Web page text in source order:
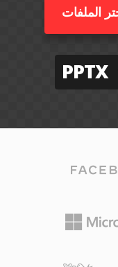
الملفات
PPTX